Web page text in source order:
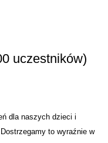
uczestników)
dla naszych dzieci i
to wyraźnie w